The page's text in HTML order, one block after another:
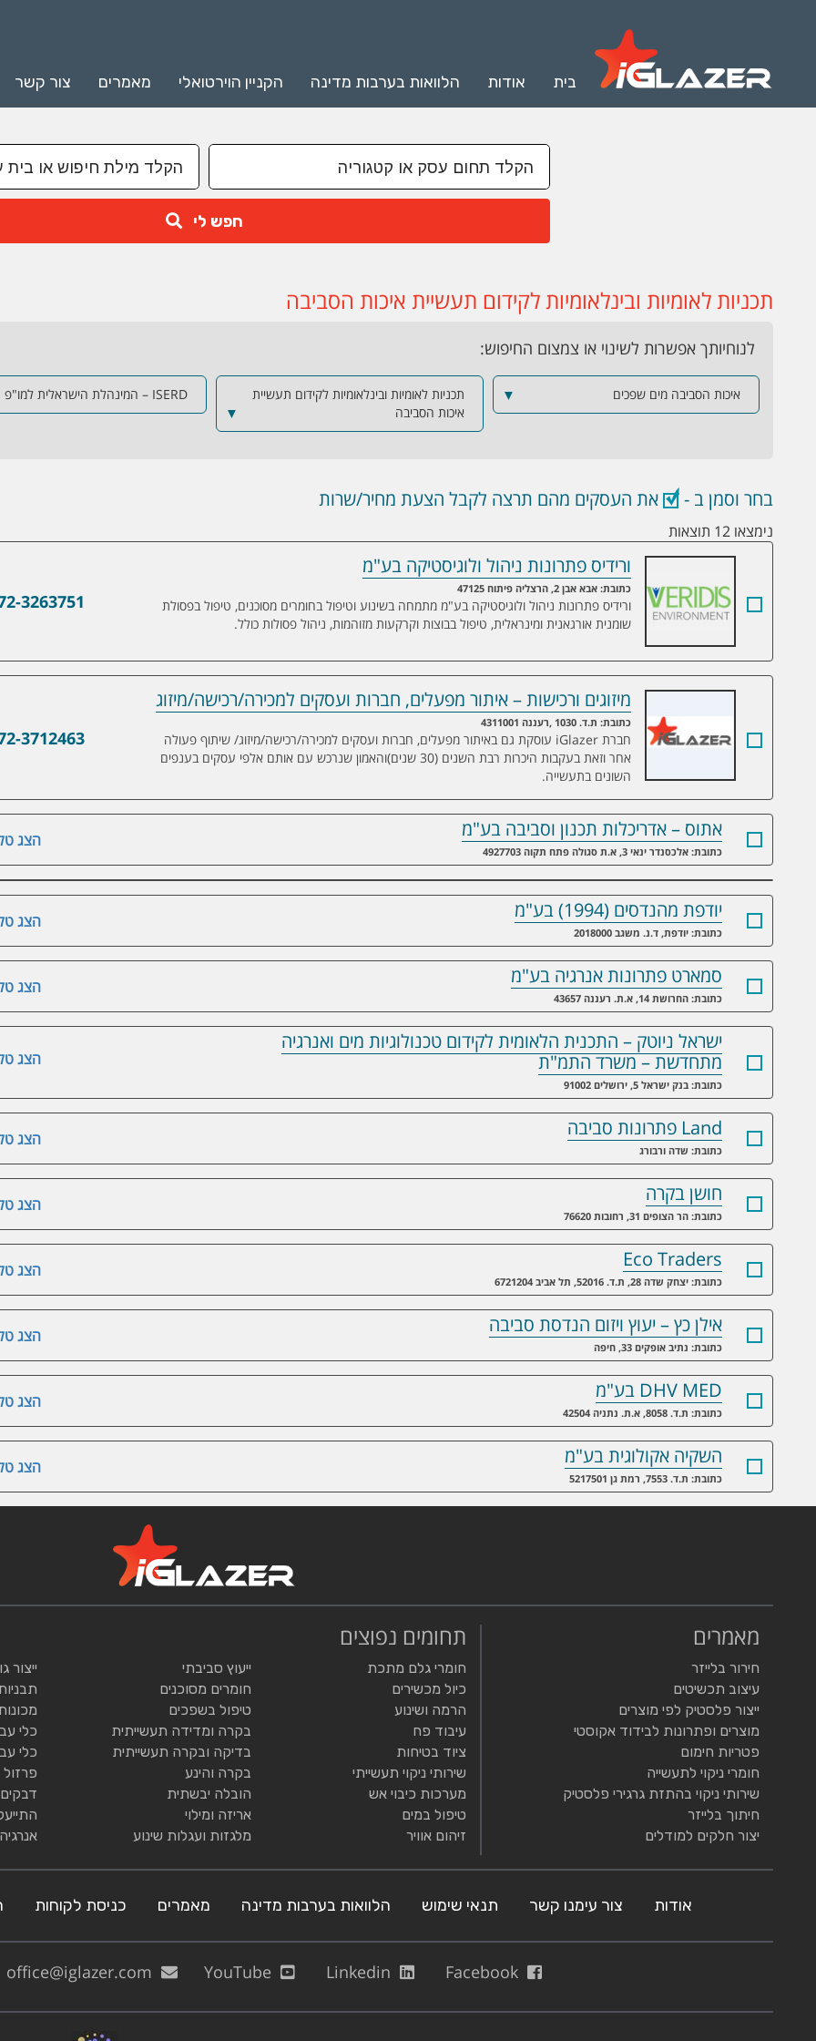
בית אודות הלוואות בערבות מדינה הקניין הוירטואלי מאמרים צור קשר
חפש לי
תכניות לאומיות ובינלאומיות לקידום תעשיית איכות הסביבה
לנוחיותך אפשרות לשינוי או צמצום החיפוש:
איכות הסביבה מים שפכים ▼
תכניות לאומיות ובינלאומיות לקידום תעשיית
איכות הסביבה
▼
ISERD – המינהלת הישראלית למו"פ האירופי
בחר וסמן ב - את העסקים מהם תרצה לקבל הצעת מחיר/שרות
נימצאו 12 תוצאות
ורידיס פתרונות ניהול ולוגיסטיקה בע"מ
3263751
ורידיס פתרונות ניהול ולוגיסטיקה בע"מ
כתובת: אבא אבן 2, הרצליה פיתוח 47125
ורידיס פתרונות ניהול ולוגיסטיקה בע"מ מתמחה בשינוע וטיפול בחומרים מסוכנים, טיפול בפסולת
שומנית אורגאנית ומינראלית, טיפול בבוצות וקרקעות מזוהמות, ניהול פסולות כולל.
מיזוגים ורכישות – איתור מפעלים, חברות ועסקים למכירה/רכישה/מיזוג
3712463
מיזוגים ורכישות – איתור מפעלים, חברות ועסקים למכירה/רכישה/מיזוג
כתובת: ת.ד. 1030 ,רעננה 4311001
חברת iGlazer עוסקת גם באיתור מפעלים, חברות ועסקים למכירה/רכישה/מיזוג/ שיתוף פעולה
אחר וזאת בעקבות היכרות רבת השנים (30 שנים)והאמון שנרכש עם אותם אלפי עסקים בענפים
השונים בתעשייה.
הצג אתוס – אדריכלות תכנון וסביבה בע"מ
כתובת: אלכסנדר ינאי 3, א.ת סגולה פתח תקוה 4927703
הצג יודפת מהנדסים (1994) בע"מ
כתובת: יודפת, ד.נ. משגב 2018000
הצג סמארט פתרונות אנרגיה בע"מ
כתובת: החרושת 14, א.ת. רעננה 43657
הצג
ישראל ניוטק – התכנית הלאומית לקידום טכנולוגיות מים ואנרגיה
מתחדשת – משרד התמ"ת
כתובת: בנק ישראל 5, ירושלים 91002
הצג Land פתרונות סביבה
כתובת: שדה ורבורג
הצג חושן בקרה
כתובת: הר הצופים 31, רחובות 76620
הצג Eco Traders
כתובת: יצחק שדה 28, ת.ד. 52016, תל אביב 6721204
הצג אילן כץ – יעוץ ויזום הנדסת סביבה
כתובת: נתיב אופקים 33, חיפה
הצג DHV MED בע"מ
כתובת: ת.ד. 8058, א.ת. נתניה 42504
הצג השקיה אקולוגית בע"מ
כתובת: ת.ד. 7553, רמת גן 5217501
מאמרים
חירור בלייזר
עיצוב תכשיטים
ייצור פלסטיק לפי מוצרים
מוצרים ופתרונות לבידוד אקוסטי
פטריות חימום
חומרי ניקוי לתעשייה
שירותי ניקוי בהתזת גרגירי פלסטיק
חיתוך בלייזר
יצור חלקים למודלים
תחומים נפוצים
חומרי גלם מתכת
כיול מכשירים
הרמה ושינוע
עיבוד פח
ציוד בטיחות
שירותי ניקוי תעשייתי
מערכות כיבוי אש
טיפול במים
זיהום אוויר
ייעוץ סביבתי
חומרים מסוכנים
טיפול בשפכים
בקרה ומדידה תעשייתית
בדיקה ובקרה תעשייתית
בקרה והינע
הובלה יבשתית
אריזה ומילוי
מלגזות ועגלות שינוע
ייצור
כלי
כלי
אודות צור עימנו קשר תנאי שימוש הלוואות בערבות מדינה מאמרים כניסת לקוחות
Facebook